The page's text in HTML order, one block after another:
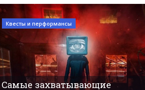
Квесты и перформансы
Самые захватывающие